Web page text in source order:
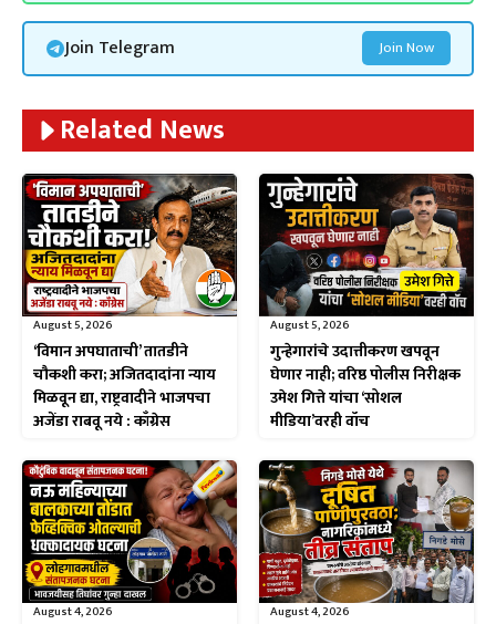
Join Telegram Join Now
Related News
August 5, 2026
‘विमान अपघाताची’ तातडीने
चौकशी करा; अजितदादांना न्याय
मिळवून द्या, राष्ट्रवादीने भाजपचा
अजेंडा राबवू नये : काँग्रेस
August 5, 2026
गुन्हेगारांचे उदात्तीकरण खपवून
घेणार नाही; वरिष्ठ पोलीस निरीक्षक
उमेश गित्ते यांचा ‘सोशल
मीडिया’वरही वॉच
August 4, 2026 August 4, 2026